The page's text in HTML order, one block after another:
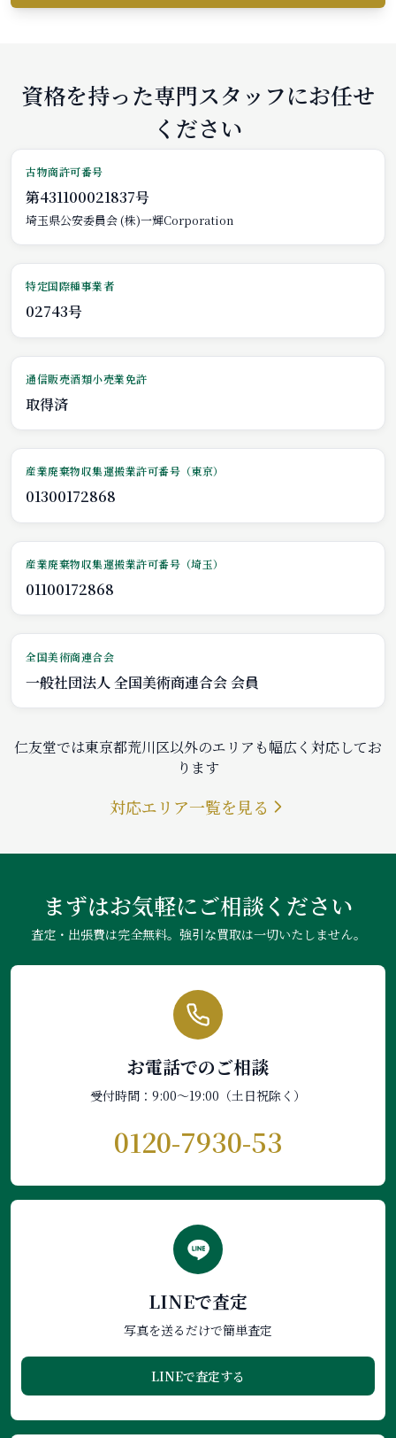
資格を持った専門スタッフにお任せ
ください
古物商許可番号
第431100021837号
埼玉県公安委員会 (株)一輝Corporation
特定国際種事業者
02743号
通信販売酒類小売業免許
取得済
産業廃棄物収集運搬業許可番号（東京）
01300172868
産業廃棄物収集運搬業許可番号（埼玉）
01100172868
全国美術商連合会
一般社団法人 全国美術商連合会 会員
仁友堂では東京都荒川区以外のエリアも幅広く対応してお
ります
対応エリア一覧を見る
まずはお気軽にご相談ください
査定・出張費は完全無料。強引な買取は一切いたしません。
お電話でのご相談
受付時間：9:00〜19:00（土日祝除く）
0120-7930-53
LINEで査定
写真を送るだけで簡単査定
LINEで査定する